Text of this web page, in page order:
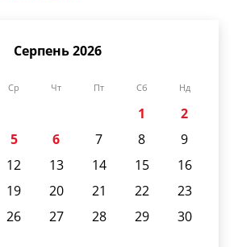
Серпень 2026
Ср Чт Пт Сб Нд
1
2
5 6 7 8
9
12 13 14 15
16
19 20 21 22
23
26 27 28 29
30